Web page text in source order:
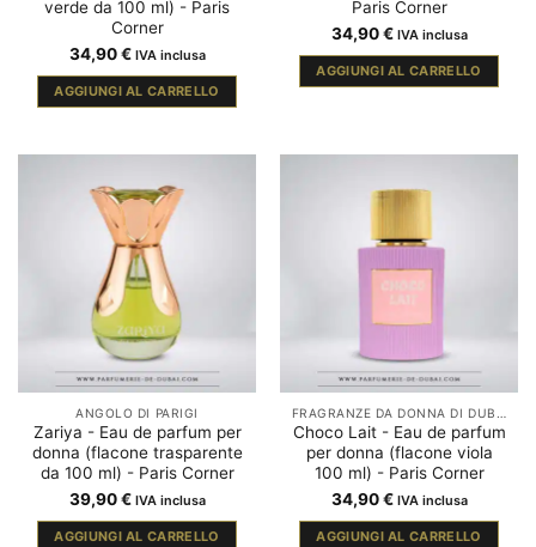
verde da 100 ml) - Paris
Corner
34,90€ IVA inclusa
AGGIUNGI AL CARRELLO
Paris Corner
34,90€ IVA inclusa
AGGIUNGI AL CARRELLO
ANGOLO DI PARIGI
Zariya - Eau de parfum per
donna (flacone trasparente
da 100 ml) - Paris Corner
39,90€ IVA inclusa
AGGIUNGI AL CARRELLO
Choco Lait - Eau de parfum
per donna (flacone viola
100 ml) - Paris Corner
34,90€ IVA inclusa
AGGIUNGI AL CARRELLO